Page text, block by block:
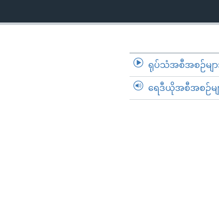
ရုပ်သံအစီအစဉ်မျာ
ရေဒီယိုအစီအစဉ်မျ